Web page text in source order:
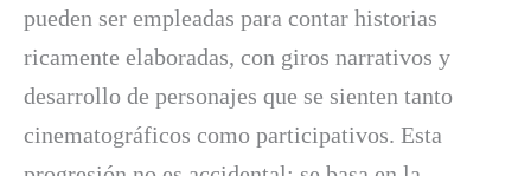
pueden ser empleadas para contar historias
ricamente elaboradas, con giros narrativos y
desarrollo de personajes que se sienten tanto
cinematográficos como participativos. Esta